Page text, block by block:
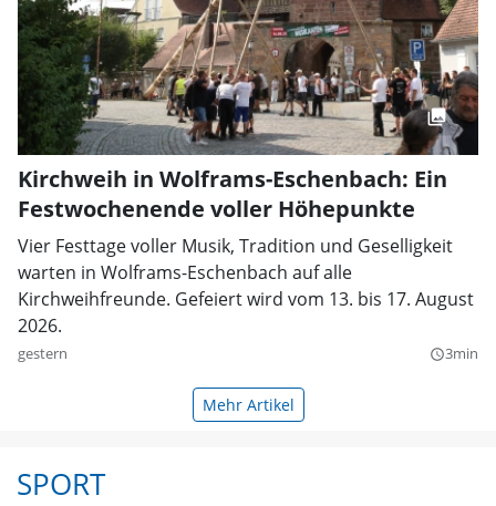
Kirchweih in Wolframs-Eschenbach: Ein
Festwochenende voller Höhepunkte
Vier Festtage voller Musik, Tradition und Geselligkeit
warten in Wolframs-Eschenbach auf alle
Kirchweihfreunde. Gefeiert wird vom 13. bis 17. August
2026.
gestern query_builder3min
Mehr Artikel
SPORT